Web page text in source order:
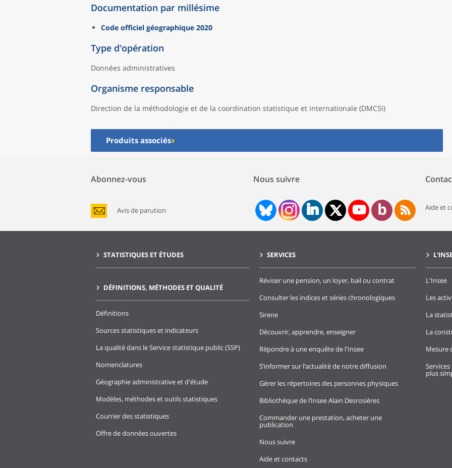
Documentation par millésime
Code officiel géographique 2020
Type d'opération
Données administratives
Organisme responsable
Direction de la méthodologie et de la coordination statistique et internationale (DMCSI)
Produits associés
Abonnez-vous
Avis de parution
Nous suivre
Aide et
STATISTIQUES ET ÉTUDES
DÉFINITIONS, MÉTHODES ET QUALITÉ
Définitions
Sources statistiques et indicateurs
La qualité dans le Service statistique public (SSP)
Nomenclatures
Géographie administrative et d'étude
Modèles, méthodes et outils statistiques
Courrier des statistiques
Offre de données ouvertes
SERVICES
Réviser une pension, un loyer, bail ou contrat
Consulter les indices et séries chronologiques
Sirene
Découvrir, apprendre, enseigner
Répondre à une enquête de l'Insee
S’informer sur l’actualité de notre diffusion
Gérer les répertoires des personnes physiques
Bibliothèque de l’Insee Alain Desrosières
Commander une prestation, acheter une
publication
Nous suivre
Aide et contacts
L'Insee
Les
La
La
Mesure
plus